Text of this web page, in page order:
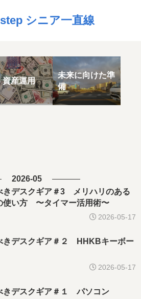
step シニア一直線
資産運用
未来に向けた準
備
2026-05
きデスクギア＃3 メリハリのある
使い方 〜タイマー活用術〜
2026-05-17
きデスクギア＃２ HHKBキーボー
2026-05-17
きデスクギア＃１ パソコン